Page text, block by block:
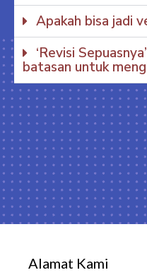
Apakah bisa jadi
‘Revisi
batasan untuk
Alamat Kami